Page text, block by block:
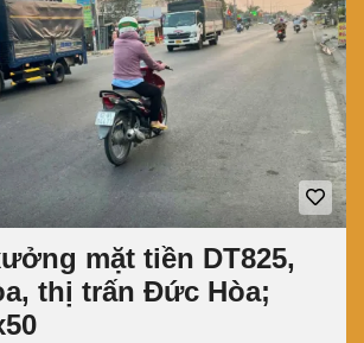
mặt tiền DT825,
thị trấn Đức Hòa;